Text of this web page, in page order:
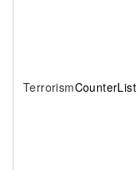
TerrorismCounterList